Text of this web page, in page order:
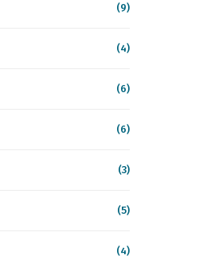
(9)
(4)
(6)
(6)
(3)
(5)
(4)